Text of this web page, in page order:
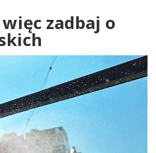
zadbaj o